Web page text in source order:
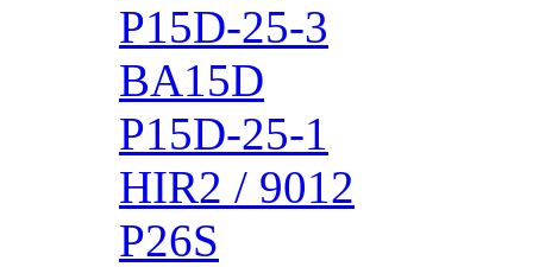
P15D-25-3
BA15D
P15D-25-1
HIR2 / 9012
P26S